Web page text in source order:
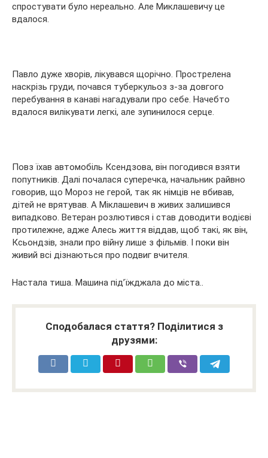
спростувати було нереально. Але Миклашевичу це
вдалося.
Павло дуже хворів, лікувався щорічно. Прострелена
наскрізь груди, почався туберкульоз з-за довгого
перебування в канаві нагадували про себе. Начебто
вдалося вилікувати легкі, але зупинилося серце.
Повз їхав автомобіль Ксендзова, він погодився взяти
попутників. Далі почалася суперечка, начальник райвно
говорив, що Мороз не герой, так як німців не вбивав,
дітей не врятував. А Міклашевич в живих залишився
випадково. Ветеран розлютився і став доводити водієві
протилежне, адже Алесь життя віддав, щоб такі, як він,
Ксьондзів, знали про війну лише з фільмів. І поки він
живий всі дізнаються про подвиг вчителя.
Настала тиша. Машина під’їжджала до міста..
Сподобалася стаття? Поділитися з
друзями: